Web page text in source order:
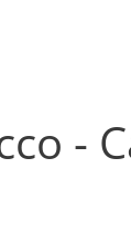
-